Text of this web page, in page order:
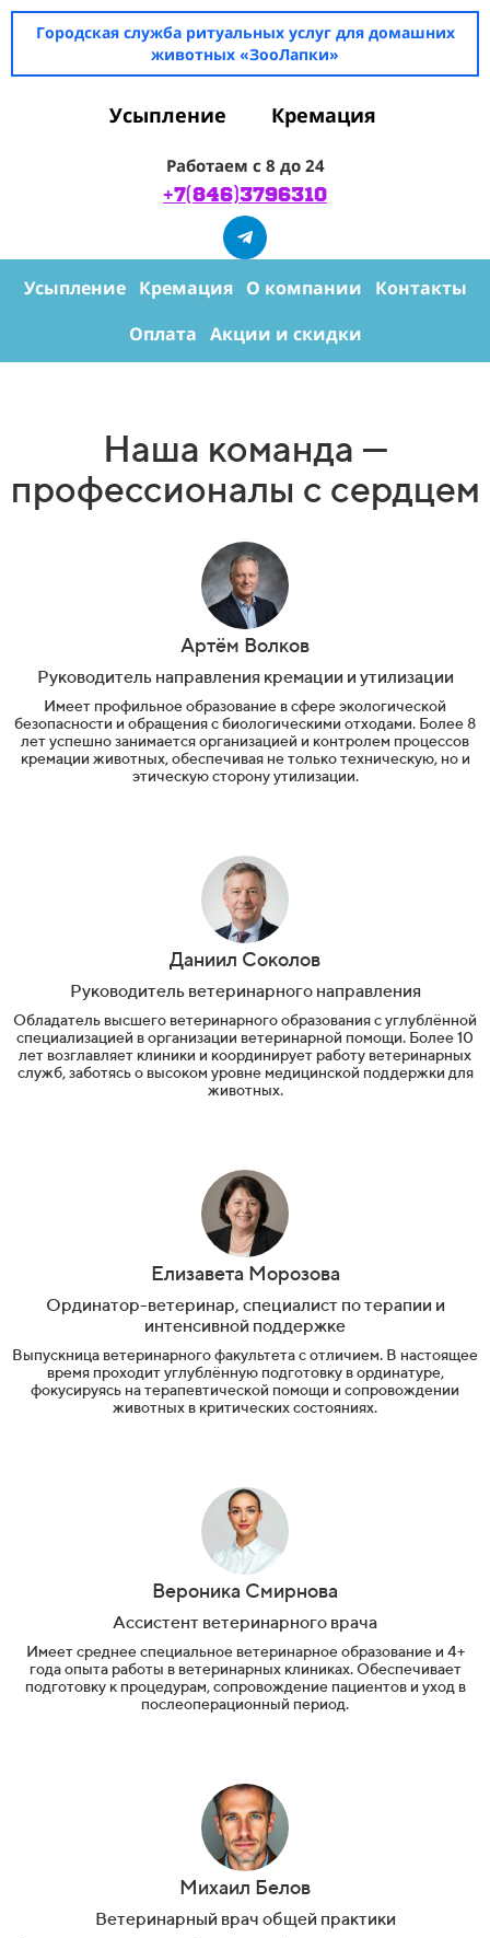
Городская служба ритуальных услуг для домашних
животных «ЗооЛапки»
Усыпление Кремация
Работаем с 8 до 24
+7(846)3796310
Усыпление Кремация О компании
Контакты
Оплата Акции и скидки
Наша команда —
профессионалы с сердцем
Артём Волков
Руководитель направления кремации и утилизации
Имеет профильное образование в сфере экологической
безопасности и обращения с биологическими отходами. Более 8
лет успешно занимается организацией и контролем процессов
кремации животных, обеспечивая не только техническую, но и
этическую сторону утилизации.
Даниил Соколов
Руководитель ветеринарного направления
Обладатель высшего ветеринарного образования с углублённой
специализацией в организации ветеринарной помощи. Более 10
лет возглавляет клиники и координирует работу ветеринарных
служб, заботясь о высоком уровне медицинской поддержки для
животных.
Елизавета Морозова
Ординатор-ветеринар, специалист по терапии и
интенсивной поддержке
Выпускница ветеринарного факультета с отличием. В настоящее
время проходит углублённую подготовку в ординатуре,
фокусируясь на терапевтической помощи и сопровождении
животных в критических состояниях.
Вероника Смирнова
Ассистент ветеринарного врача
Имеет среднее специальное ветеринарное образование и 4+
года опыта работы в ветеринарных клиниках. Обеспечивает
подготовку к процедурам, сопровождение пациентов и уход в
послеоперационный период.
Михаил Белов
Ветеринарный врач общей практики